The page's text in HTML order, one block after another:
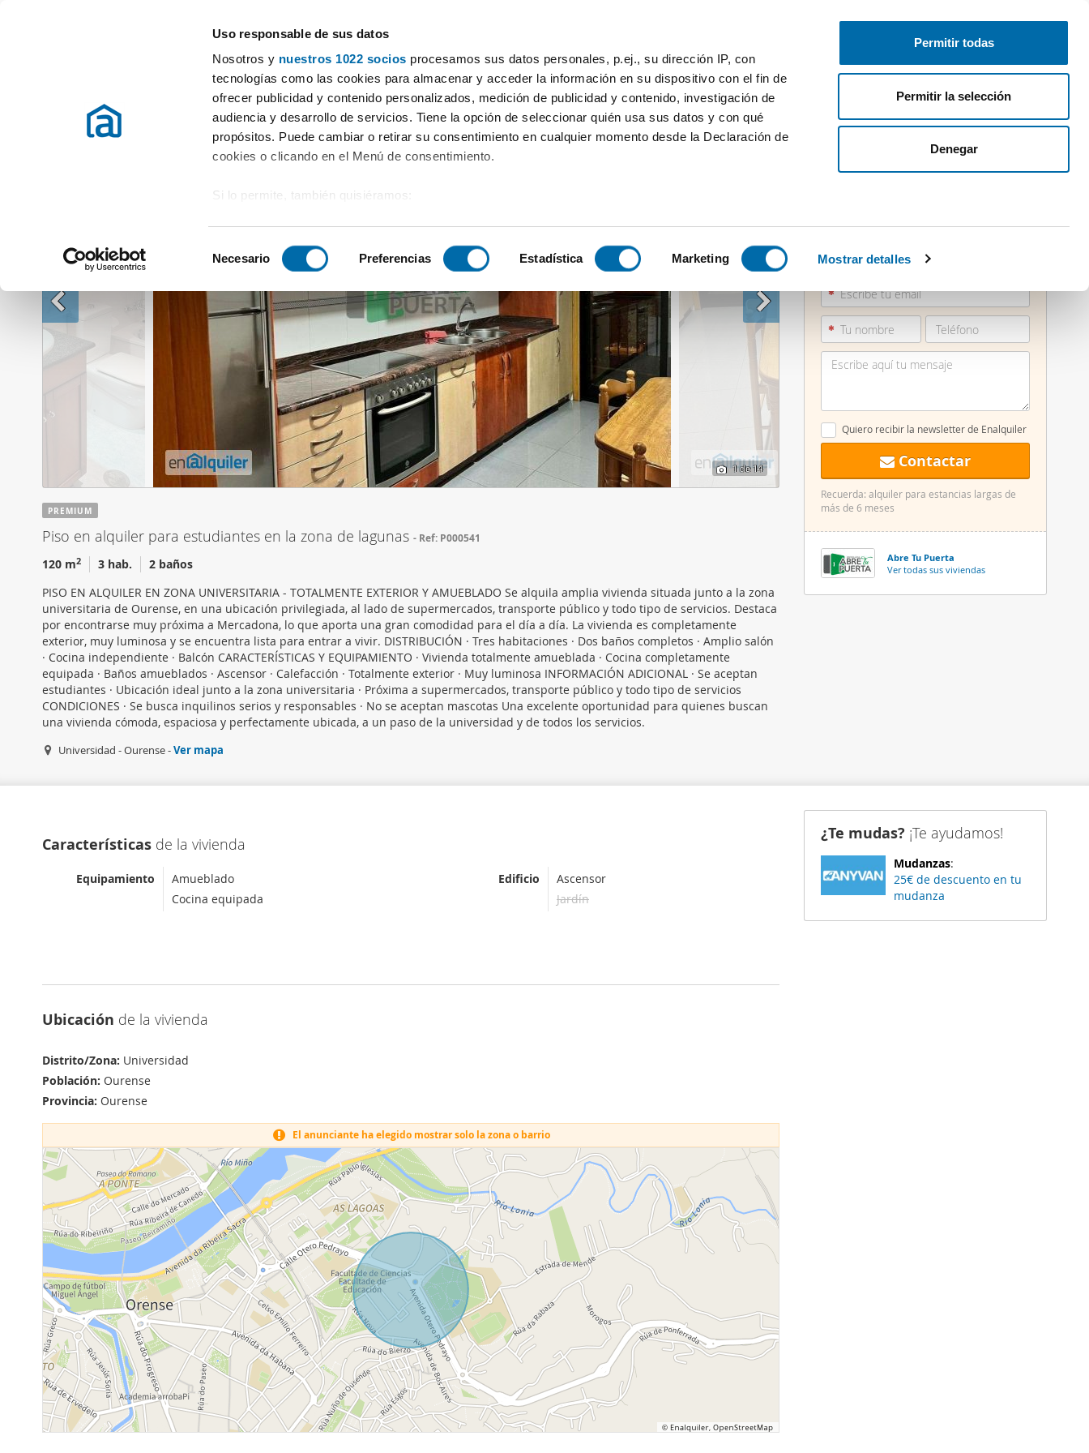
Uso responsable de sus datos
Nosotros y nuestros 1022 socios procesamos sus datos personales, p.ej., su dirección IP, con
tecnologías como las cookies para almacenar y acceder la información en su dispositivo con el fin de
ofrecer publicidad y contenido personalizados, medición de publicidad y contenido, investigación de
audiencia y desarrollo de servicios. Tiene la opción de seleccionar quién usa sus datos y con qué
propósitos. Puede cambiar o retirar su consentimiento en cualquier momento desde la Declaración de
cookies o clicando en el Menú de consentimiento.
Si lo permite, también quisiéramos:
Identificar su dispositivo analizándolo activamente para buscar características específicas (huellas
Obtenga más información sobre cómo se procesan sus datos personales y establezca sus
preferencias en lasección de datos. Puede cambiar o retirar su consentimiento en cualquier momento
en la Declaración de cookies.
Las cookies de este sitio web se usan para personalizar el contenido y los anuncios, ofrecer funciones
de redes sociales y analizar el tráfico. Además, compartimos información sobre el uso que haga del
sitio web con nuestros partners de redes sociales, publicidad y análisis web, quienes pueden
combinarla con otra información que les haya proporcionado o que hayan recopilado a partir del uso
que haya hecho de sus servicios.
e
d
e
c
o
e
i
m
i
e
n
t
o
Necesario Preferencias Estadística Marketing Mostrar detalles
Permitir todas
Permitir la selección
Denegar
Publica gratis Inicia sesión
Alquiler Pisos Ourense (capital) Piso en alquiler para estudiantes en la zona de lagunas
1de 14
988 65... Ver teléfono
Quiero recibir la newsletter de Enalquiler
Contactar
Recuerda: alquiler para estancias largas de
más de 6 meses
Abre Tu Puerta
Ver todas sus viviendas
PREMIUM
Piso en alquiler para estudiantes en la zona de lagunas Ref: P000541
120 m2 3 hab.
2 baños
PISO EN ALQUILER EN ZONA UNIVERSITARIA - TOTALMENTE EXTERIOR Y AMUEBLADO Se alquila amplia vivienda situada junto a la zona
universitaria de Ourense, en una ubicación privilegiada, al lado de supermercados, transporte público y todo tipo de servicios. Destaca
por encontrarse muy próxima a Mercadona, lo que aporta una gran comodidad para el día a día. La vivienda es completamente
exterior, muy luminosa y se encuentra lista para entrar a vivir. DISTRIBUCIÓN · Tres habitaciones · Dos baños completos · Amplio salón
· Cocina independiente · Balcón CARACTERÍSTICAS Y EQUIPAMIENTO · Vivienda totalmente amueblada · Cocina completamente
equipada · Baños amueblados · Ascensor · Calefacción · Totalmente exterior · Muy luminosa INFORMACIÓN ADICIONAL · Se aceptan
estudiantes · Ubicación ideal junto a la zona universitaria · Próxima a supermercados, transporte público y todo tipo de servicios
CONDICIONES · Se busca inquilinos serios y responsables · No se aceptan mascotas Una excelente oportunidad para quienes buscan
una vivienda cómoda, espaciosa y perfectamente ubicada, a un paso de la universidad y de todos los servicios.
Universidad - Ourense -Ver mapa
Características de la vivienda
Equipamiento
Amueblado
Cocina equipada
Edificio
Ascensor
Jardín
Ubicación de la vivienda
Distrito/Zona: Universidad
Población: Ourense
Provincia: Ourense
El anunciante ha elegido mostrar solo la zona o barrio
¿Te mudas? ¡Te ayudamos!
Mudanzas:
25€ de descuento en tu
mudanza